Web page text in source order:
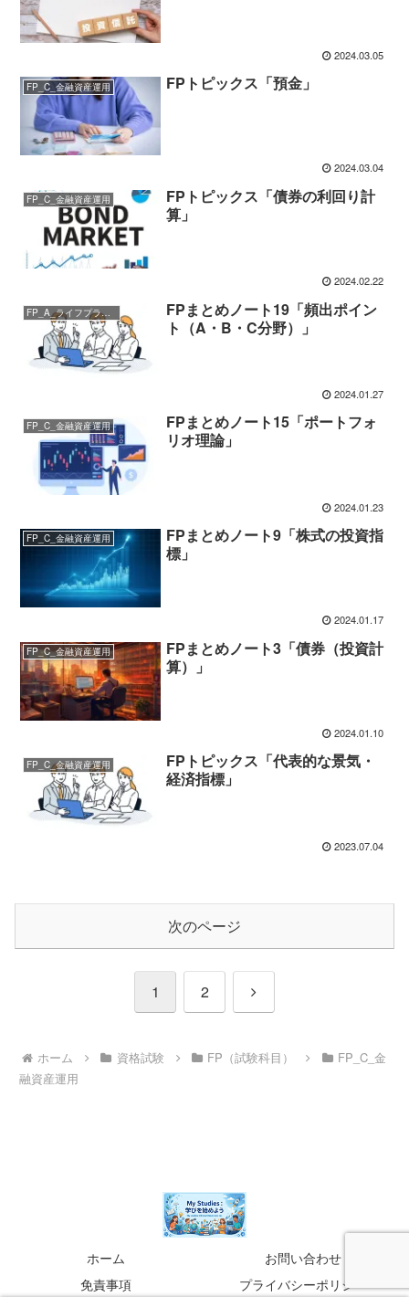
2024.03.05
FP_C_金融資産運用 FPトピックス「預金」
2024.03.04
FP_C_金融資産運用
FPトピックス「債券の利回り計
算」
2024.02.22
FP_A_ライフプランニングと資金計画
FPまとめノート19「頻出ポイン
ト（A・B・C分野）」
2024.01.27
FP_C_金融資産運用
FPまとめノート15「ポートフォ
リオ理論」
2024.01.23
FP_C_金融資産運用
FPまとめノート9「株式の投資指
標」
2024.01.17
FP_C_金融資産運用
FPまとめノート3「債券（投資計
算）」
2024.01.10
FP_C_金融資産運用
FPトピックス「代表的な景気・
経済指標」
2023.07.04
次のページ
1 2
次
ホーム 資格試験 FP（試験科目）
FP_C_金
融資産運用
ホーム
お問い合わせ
免責事項
プライバシーポリシー